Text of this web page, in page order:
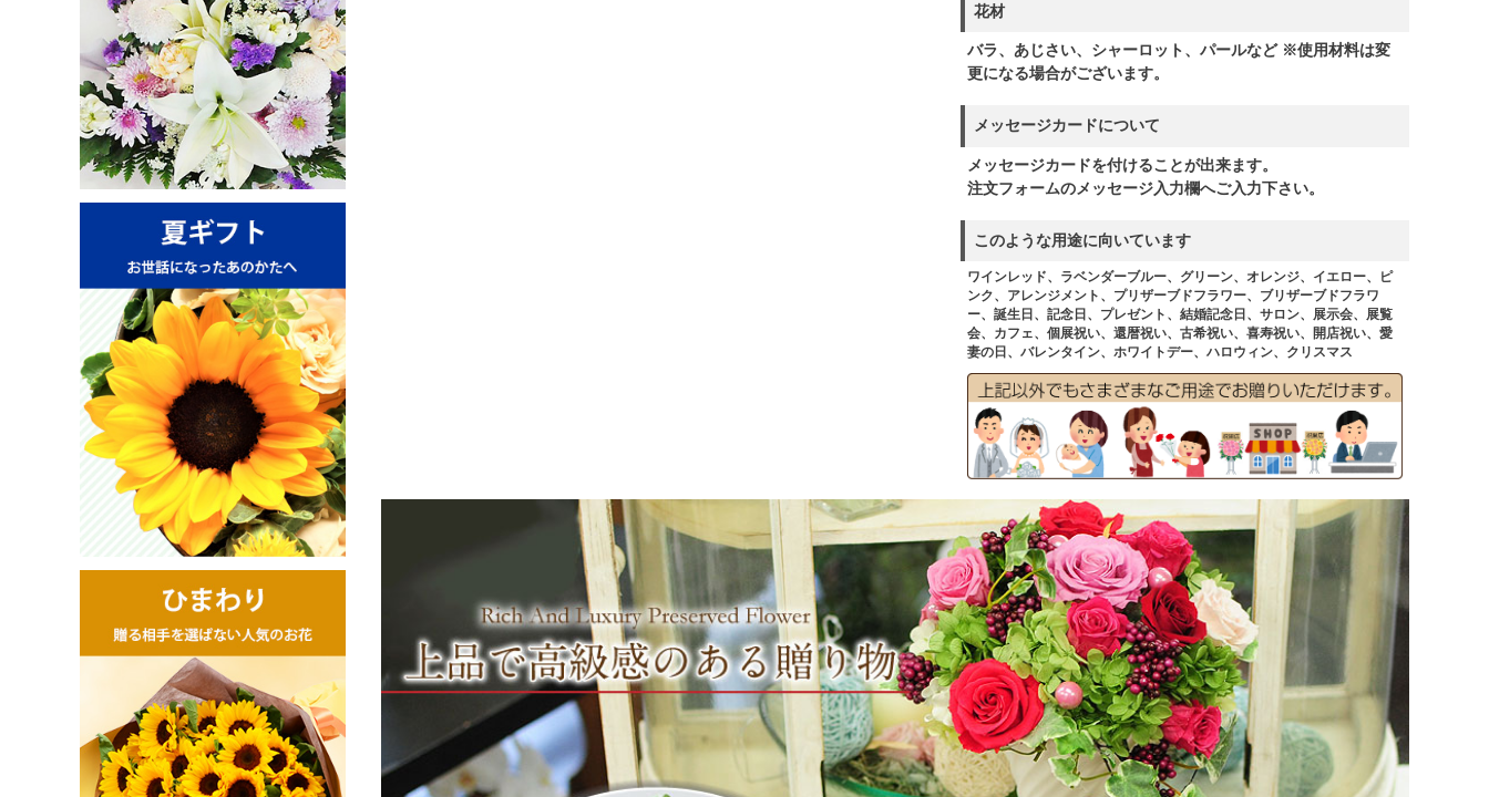
花材
バラ、あじさい、シャーロット、パールなど ※使用材料は変
更になる場合がございます。
メッセージカードについて
メッセージカードを付けることが出来ます。
注文フォームのメッセージ入力欄へご入力下さい。
このような用途に向いています
ワインレッド、ラベンダーブルー、グリーン、オレンジ、イエロー、ピ
ンク、アレンジメント、プリザーブドフラワー、ブリザーブドフラワ
ー、誕生日、記念日、プレゼント、結婚記念日、サロン、展示会、展覧
会、カフェ、個展祝い、還暦祝い、古希祝い、喜寿祝い、開店祝い、愛
妻の日、バレンタイン、ホワイトデー、ハロウィン、クリスマス